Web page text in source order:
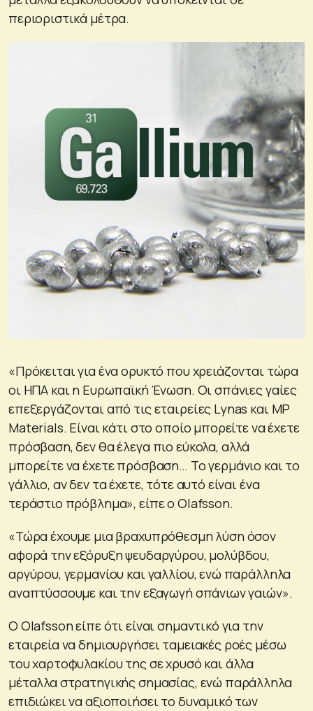
περιοριστικά μέτρα.
«Πρόκειται για ένα ορυκτό που χρειάζονται τώρα
οι ΗΠΑ και η Ευρωπαϊκή Ένωση. Οι σπάνιες γαίες
επεξεργάζονται από τις εταιρείες Lynas και MP
Materials. Είναι κάτι στο οποίο μπορείτε να έχετε
πρόσβαση, δεν θα έλεγα πιο εύκολα, αλλά
μπορείτε να έχετε πρόσβαση… Το γερμάνιο και το
γάλλιο, αν δεν τα έχετε, τότε αυτό είναι ένα
τεράστιο πρόβλημα», είπε ο Olafsson.
«Τώρα έχουμε μια βραχυπρόθεσμη λύση όσον
αφορά την εξόρυξη ψευδαργύρου, μολύβδου,
αργύρου, γερμανίου και γαλλίου, ενώ παράλληλα
αναπτύσσουμε και την εξαγωγή σπάνιων γαιών».
Ο Olafsson είπε ότι είναι σημαντικό για την
εταιρεία να δημιουργήσει ταμειακές ροές μέσω
του χαρτοφυλακίου της σε χρυσό και άλλα
μέταλλα στρατηγικής σημασίας, ενώ παράλληλα
επιδιώκει να αξιοποιήσει το δυναμικό των